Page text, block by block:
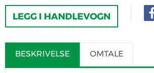
LEGG I HANDLEVOGN
BESKRIVELSE OMTALE